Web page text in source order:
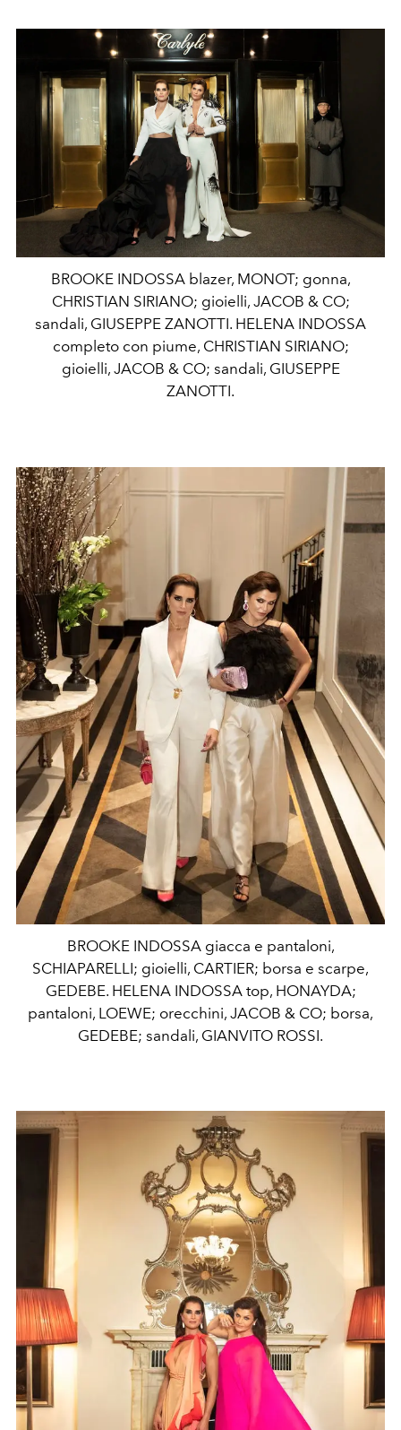
BROOKE INDOSSA blazer, MONOT; gonna,
CHRISTIAN SIRIANO; gioielli, JACOB & CO;
sandali, GIUSEPPE ZANOTTI. HELENA INDOSSA
completo con piume, CHRISTIAN SIRIANO;
gioielli, JACOB & CO; sandali, GIUSEPPE
ZANOTTI.
BROOKE INDOSSA giacca e pantaloni,
SCHIAPARELLI; gioielli, CARTIER; borsa e scarpe,
GEDEBE. HELENA INDOSSA top, HONAYDA;
pantaloni, LOEWE; orecchini, JACOB & CO; borsa,
GEDEBE; sandali, GIANVITO ROSSI.